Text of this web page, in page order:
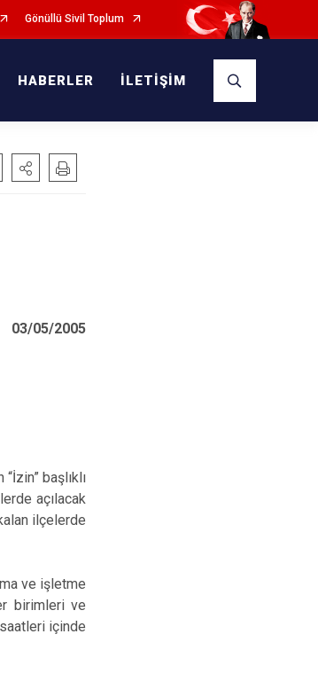
Gönüllü Sivil Toplum
HABERLER İLETİŞİM
03/05/2005
başlıklı
açılacak
ilçelerde
ve işletme
birimleri ve
içinde